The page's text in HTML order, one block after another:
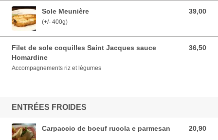
Sole Meunière 39,00
39,00 EUR
(+/- 400g)
Filet de sole coquilles Saint Jacques sauce
Homardine
36,50
36,50 EUR
Accompagnements riz et lègumes
ENTRÉES FROIDES
Carpaccio de boeuf rucola e parmesan 20,90
20,90 EUR